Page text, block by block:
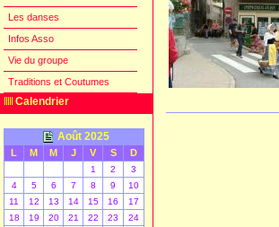
Les danses
Infos Asso
Vie du groupe
Traditions et Coutumes
Calendrier
Août 2025
L M M J V S D
1 2
3
4
5 6 7 8 9
10
11
12 13 14 15 16
17
18
19 20 21 22 23
24